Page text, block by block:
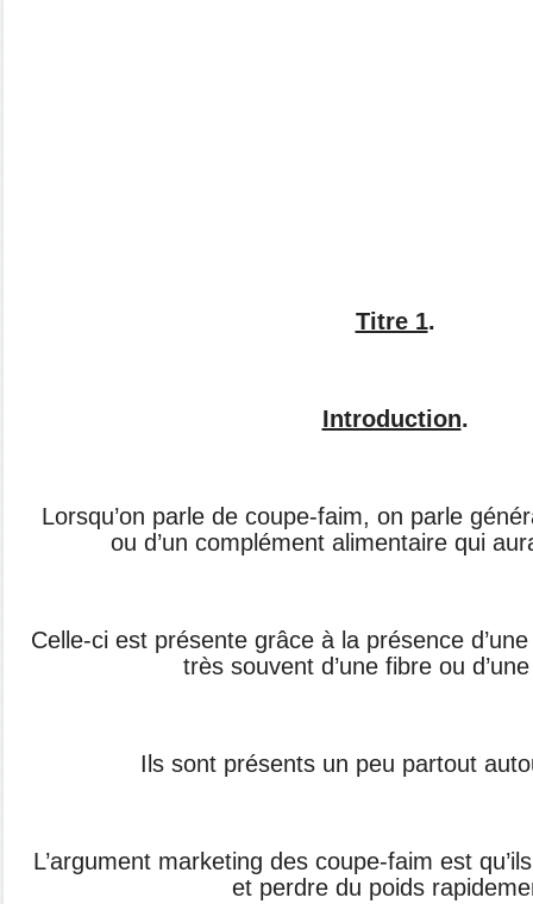
Titre 1.
Introduction.
Lorsqu’on parle de coupe-faim, on parle
ou d’un complément alimentaire qui
Celle-ci est présente grâce à la présence
très souvent d’une fibre ou
Ils sont présents un peu partout
L’argument marketing des coupe-faim est
et perdre du poids